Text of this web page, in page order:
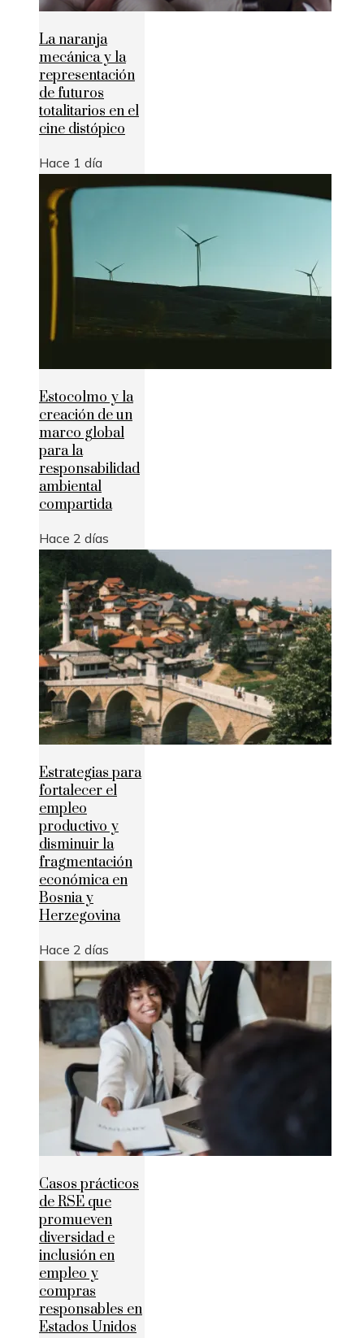
La naranja
mecánica y la
representación
de futuros
totalitarios en el
cine distópico
Hace 1 día
Estocolmo y la
creación de un
marco global
para la
responsabilidad
ambiental
compartida
Hace 2 días
Estrategias para
fortalecer el
empleo
productivo y
disminuir la
fragmentación
económica en
Bosnia y
Herzegovina
Hace 2 días
Casos prácticos
de RSE que
promueven
diversidad e
inclusión en
empleo y
compras
responsables en
Estados Unidos